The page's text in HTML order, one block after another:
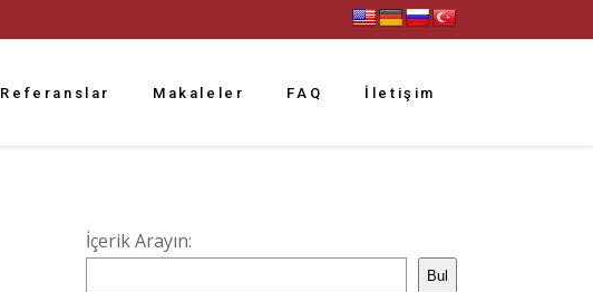
Referanslar Makaleler FAQ İletişim
İçerik Arayın:
Bul